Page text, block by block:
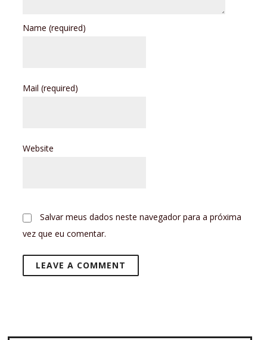
Name(required)
Mail(required)
Website
Salvar meus dados neste navegador para a próxima
vez que eu comentar.